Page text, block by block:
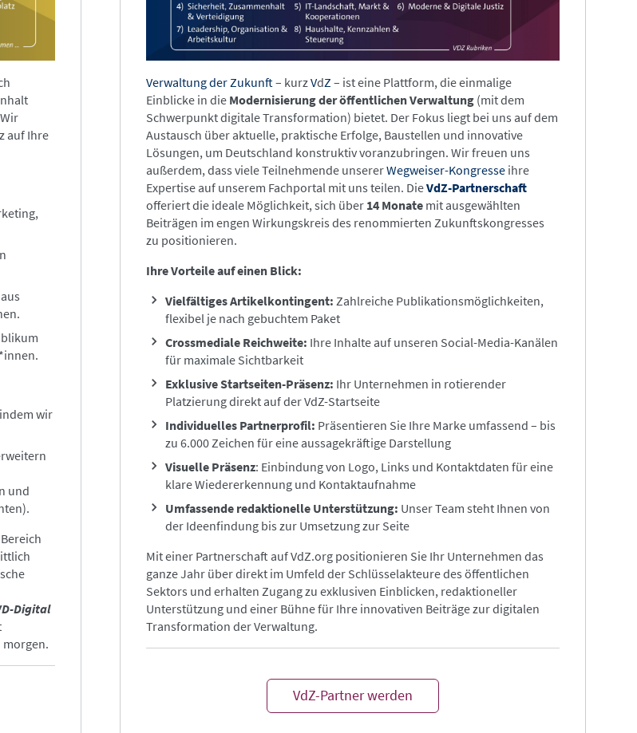
auf Ihre
wir
und
Digital
Verwaltung der Zukunft– kurzVdZ – ist eine Plattform, die einmalige
Einblicke in die Modernisierung der öffentlichen Verwaltung (mit dem
Schwerpunkt digitale Transformation) bietet. Der Fokus liegt bei uns auf dem
Austausch über aktuelle, praktische Erfolge, Baustellen und innovative
Lösungen, um Deutschland konstruktiv voranzubringen. Wir freuen uns
außerdem, dass viele Teilnehmende unsererWegweiser-Kongresseihre
Expertise auf unserem Fachportal mit uns teilen. DieVdZ-Partnerschaft
offeriert die ideale Möglichkeit, sich über 14 Monatemit ausgewählten
Beiträgen im engen Wirkungskreis des renommierten Zukunftskongresses
zu positionieren.
Ihre Vorteile auf einen Blick:
Vielfältiges Artikelkontingent: Zahlreiche Publikationsmöglichkeiten,
flexibel je nach gebuchtem Paket
Crossmediale Reichweite: Ihre Inhalte auf unseren Social-Media-Kanälen
für maximale Sichtbarkeit
Exklusive Startseiten-Präsenz: Ihr Unternehmen in rotierender
Platzierung direkt auf der VdZ-Startseite
Individuelles Partnerprofil: Präsentieren Sie Ihre Marke umfassend – bis
zu 6.000 Zeichen für eine aussagekräftige Darstellung
Visuelle Präsenz: Einbindung von Logo, Links und Kontaktdaten für eine
klare Wiedererkennung und Kontaktaufnahme
Umfassende redaktionelle Unterstützung: Unser Team steht Ihnen von
der Ideenfindung bis zur Umsetzung zur Seite
Mit einer Partnerschaft auf VdZ.org positionieren Sie Ihr Unternehmen das
ganze Jahr über direkt im Umfeld der Schlüsselakteure des öffentlichen
Sektors und erhalten Zugang zu exklusiven Einblicken, redaktioneller
Unterstützung und einer Bühne für Ihre innovativen Beiträge zur digitalen
Transformation der Verwaltung.
VdZ-Partner werden